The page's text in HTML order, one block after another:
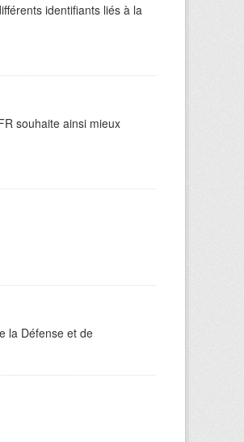
identifiants liés à la
souhaite ainsi mieux
la Défense et de